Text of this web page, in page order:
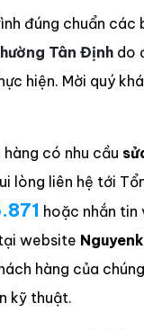
đúng chuẩn các
Tân Định do
hiện. Mời quý
hàng có nhu cầu
lòng liên hệ tới
hoặc nhắn tin
website
hàng của
kỹ thuật.